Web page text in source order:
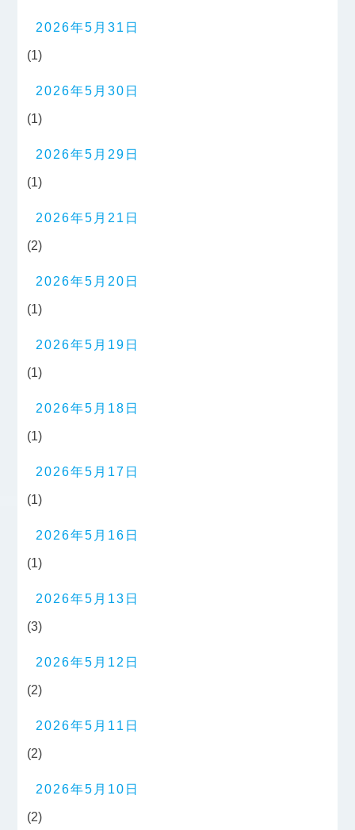
2026年5月31日
(1)
2026年5月30日
(1)
2026年5月29日
(1)
2026年5月21日
(2)
2026年5月20日
(1)
2026年5月19日
(1)
2026年5月18日
(1)
2026年5月17日
(1)
2026年5月16日
(1)
2026年5月13日
(3)
2026年5月12日
(2)
2026年5月11日
(2)
2026年5月10日
(2)